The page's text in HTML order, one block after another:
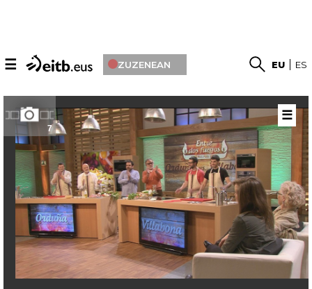
☰ ZUZENEAN EU ES
7
☰